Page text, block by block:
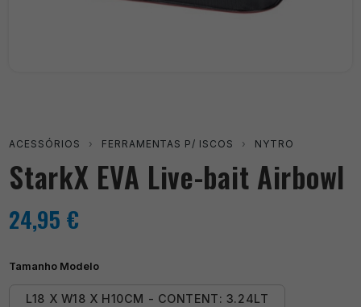
ACESSÓRIOS › FERRAMENTAS P/ ISCOS › NYTRO
StarkX EVA Live-bait Airbowl
24,95 €
Tamanho Modelo
L18 X W18 X H10CM - CONTENT: 3.24LT